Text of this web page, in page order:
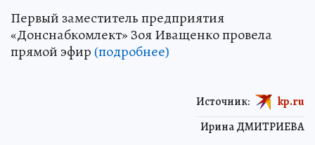
Первый заместитель предприятия
«Донснабкомлект» Зоя Иващенко провела
прямой эфир (подробнее)
Ирина ДМИТРИЕВА
Источник: kp.ru